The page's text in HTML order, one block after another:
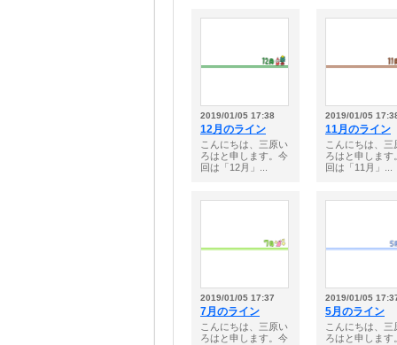
2019/01/05 17:38
12月のライン
こんにちは、三原い
ろはと申します。今
回は「12月」...
2019/01/05
11月のライン
こんにちは、三
ろはと申します
回は「11月」...
2019/01/05 17:37
7月のライン
こんにちは、三原い
ろはと申します。今
2019/01/05
5月のライン
こんにちは、三
ろはと申します